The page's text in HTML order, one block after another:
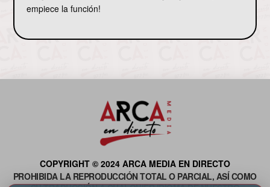
empiece la función!
COPYRIGHT © 2024 ARCA MEDIA EN DIRECTO
PROHIBIDA LA REPRODUCCIÓN TOTAL O PARCIAL, ASÍ COMO